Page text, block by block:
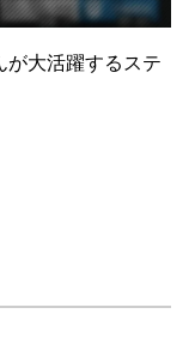
が大活躍するステ